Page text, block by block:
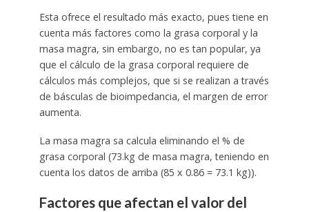
Esta ofrece el resultado más exacto, pues tiene en
cuenta más factores como la grasa corporal y la
masa magra, sin embargo, no es tan popular, ya
que el cálculo de la grasa corporal requiere de
cálculos más complejos, que si se realizan a través
de básculas de bioimpedancia, el margen de error
aumenta.
La masa magra sa calcula eliminando el % de
grasa corporal (73.kg de masa magra, teniendo en
cuenta los datos de arriba (85 x 0.86 = 73.1 kg)).
Factores que afectan el valor del